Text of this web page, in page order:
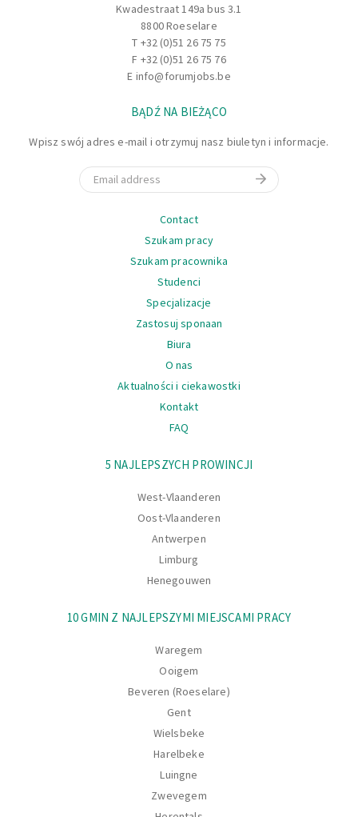
Kwadestraat 149a bus 3.1
8800 Roeselare
T +32 (0)51 26 75 75
F +32 (0)51 26 75 76
E info@forumjobs.be
BĄDŹ NA BIEŻĄCO
Wpisz swój adres e-mail i otrzymuj nasz biuletyn i informacje.
Email
Contact
Szukam pracy
Szukam pracownika
Studenci
Specjalizacje
Zastosuj sponaan
Biura
O nas
Aktualności i ciekawostki
Kontakt
FAQ
5 NAJLEPSZYCH PROWINCJI
West-Vlaanderen
Oost-Vlaanderen
Antwerpen
Limburg
Henegouwen
10 GMIN Z NAJLEPSZYMI MIEJSCAMI PRACY
Waregem
Ooigem
Beveren (Roeselare)
Gent
Wielsbeke
Harelbeke
Luingne
Zwevegem